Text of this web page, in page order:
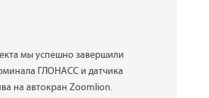
мы успешно завершили
ГЛОНАСС и датчика
на автокран Zoomlion.